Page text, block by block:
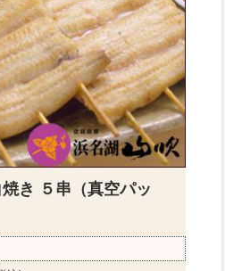
き ５串（真空パッ